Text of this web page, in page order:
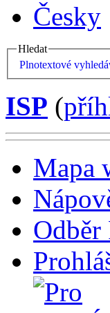
Česky
Hledat
Plnotextové
ISP (
Mapa
Odběr